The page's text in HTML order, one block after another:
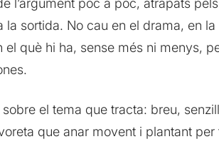
l’argument poc a poc, atrapats
sortida. No cau en el drama, en
què hi ha, sense més ni menys,
el tema que tracta: breu,
que anar movent i plantant